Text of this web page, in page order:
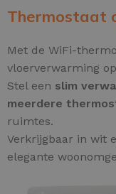
Thermostaat
Met de WiFi-
vloerverwarming
Stel een slim
meerdere
ruimtes.
Verkrijgbaar in wit
elegante